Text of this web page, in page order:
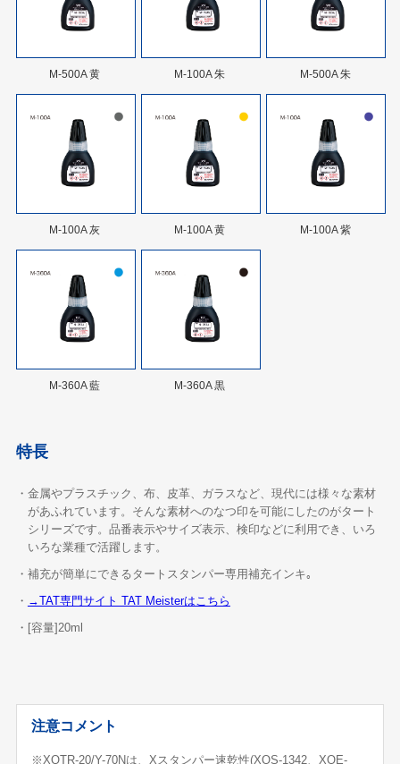
M-500A 黄 M-100A 朱 M-500A 朱
M-100A 灰 M-100A 黄 M-100A 紫
M-360A 藍 M-360A 黒
特長
・金属やプラスチック、布、皮革、ガラスなど、現代には様々な素材
があふれています。そんな素材へのなつ印を可能にしたのがタート
シリーズです。品番表示やサイズ表示、検印などに利用でき、いろ
いろな業種で活躍します。
・補充が簡単にできるタートスタンパー専用補充インキ｡
・ →TAT専門サイト TAT Meisterはこちら
・[容量]20ml
注意コメント
※XQTR-20/Y-70Nは、Xスタンパー速乾性(XQS-1342、XQE-